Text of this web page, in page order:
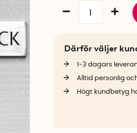
Därför väljer
1-3 dagars
Alltid personlig
Högt kundbetyg